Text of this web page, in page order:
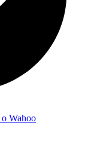
Wahoo